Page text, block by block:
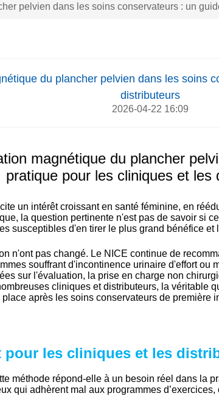
pelvien dans les soins conservateurs : un
du plancher pelvien dans les soins
distributeurs
2026-04-22 16:09
magnétique du plancher
pratique pour les cliniques et les
un intérêt croissant en santé féminine, en
la question pertinente n'est pas de savoir si
susceptibles d'en tirer le plus grand bénéfice
n'ont pas changé. Le NICE continue de
souffrant d'incontinence urinaire d'effort
sur l'évaluation, la prise en charge non
cliniques et distributeurs, la véritable
après les soins conservateurs de première
les cliniques et les
méthode répond-elle à un besoin réel dans la
qui adhèrent mal aux programmes